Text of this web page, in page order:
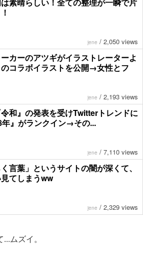
素晴らしい！全ての整理が一瞬で片
jene / 2,050 views
カーのアツギがイラストレーターよ
コラボイラストを公開→女性とフ
jene / 2,193 views
和』の発表を受けTwitterトレンドに
年』がランクイン→その...
jene / 7,110 views
く言葉」というサイトの闇が深くて、
てしまうww
jene / 2,329 views
ムズイ。